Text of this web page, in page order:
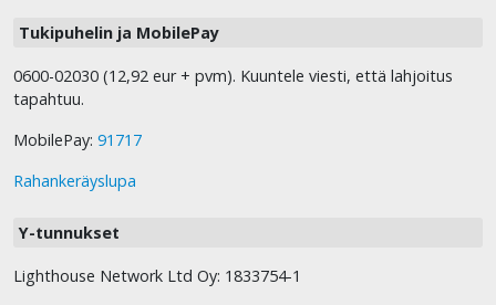
Tukipuhelin ja MobilePay
0600-02030 (12,92 eur + pvm). Kuuntele viesti, että lahjoitus
tapahtuu.
MobilePay: 91717
Rahankeräyslupa
Y-tunnukset
Lighthouse Network Ltd Oy: 1833754-1